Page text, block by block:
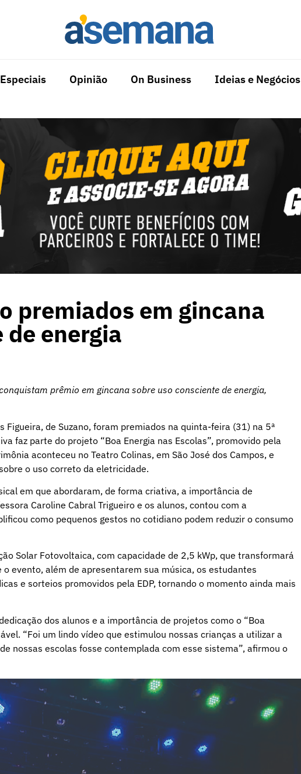
Especiais Opinião On Business Ideias e Negócios
premiados em gincana
energia
prêmio em gincana sobre uso consciente de energia,
Figueira, de Suzano, foram premiados na quinta-feira (31) na 5ª
faz parte do projeto “Boa Energia nas Escolas”, promovido pela
aconteceu no Teatro Colinas, em São José dos Campos, e
o uso correto da eletricidade.
em que abordaram, de forma criativa, a importância de
Caroline Cabral Trigueiro e os alunos, contou com a
como pequenos gestos no cotidiano podem reduzir o consumo
Solar Fotovoltaica, com capacidade de 2,5 kWp, que transformará
evento, além de apresentarem sua música, os estudantes
e sorteios promovidos pela EDP, tornando o momento ainda mais
dos alunos e a importância de projetos como o “Boa
“Foi um lindo vídeo que estimulou nossas crianças a utilizar a
nossas escolas fosse contemplada com esse sistema”, afirmou o